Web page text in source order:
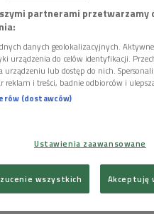
Moniuszki pędzla Adolphe'a
publiczna
Operze Narodowej (8
Topolską, autorką pracy
Moniuszki jako wieszcza
partnerami przetwarzamy
danych geolokalizacyjnych.
urządzenia do celów identyfikacji.
urządzeniu lub dostęp do nich.
reklam i treści, badnie odbiorców i
(dostawców)
Ustawienia zaawansowane
wszystkich Akceptuję